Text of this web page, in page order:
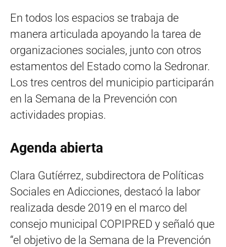
En todos los espacios se trabaja de
manera articulada apoyando la tarea de
organizaciones sociales, junto con otros
estamentos del Estado como la Sedronar.
Los tres centros del municipio participarán
en la Semana de la Prevención con
actividades propias.
Agenda abierta
Clara Gutíérrez, subdirectora de Políticas
Sociales en Adicciones, destacó la labor
realizada desde 2019 en el marco del
consejo municipal COPIPRED y señaló que
“el objetivo de la Semana de la Prevención